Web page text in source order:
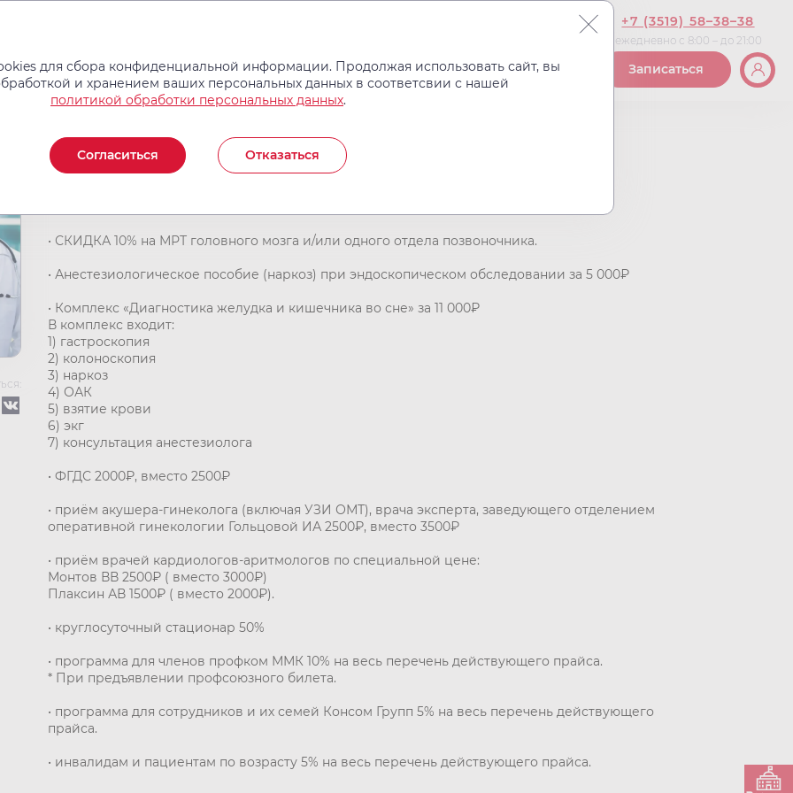
+7 (3519) 58–38–38
ежедневно с 8:00 – до 21:00
Записаться
АКЦИИ: лето 2022
• СКИДКА 10% на МРТ головного мозга и/или одного отдела позвоночника.
• Анестезиологическое пособие (наркоз) при эндоскопическом обследовании за 5 000₽
• Комплекс «Диагностика желудка и кишечника во сне» за 11 000₽
В комплекс входит:
1) гастроскопия
2) колоноскопия
3) наркоз
4) ОАК
5) взятие крови
6) экг
7) консультация анестезиолога
• ФГДС 2000₽, вместо 2500₽
• приём акушера-гинеколога (включая УЗИ ОМТ), врача эксперта, заведующего отделением
оперативной гинекологии Гольцовой ИА 2500₽, вместо 3500₽
• приём врачей кардиологов-аритмологов по специальной цене:
Монтов ВВ 2500₽ ( вместо 3000₽)
Плаксин АВ 1500₽ ( вместо 2000₽).
• круглосуточный стационар 50%
• программа для членов профком ММК 10% на весь перечень действующего прайса.
* При предъявлении профсоюзного билета.
• программа для сотрудников и их семей Консом Групп 5% на весь перечень действующего
прайса.
• инвалидам и пациентам по возрасту 5% на весь перечень действующего прайса.
для сбора конфиденциальной информации. Продолжая использовать сайт, вы
и хранением ваших персональных данных в соответсвии с нашей
политикой обработки персональных данных.
Согласиться Отказаться